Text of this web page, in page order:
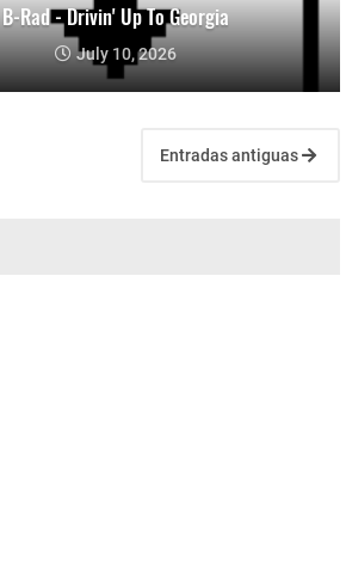
B-Rad - Drivin' Up To Georgia
July 10, 2026
Entradas antiguas